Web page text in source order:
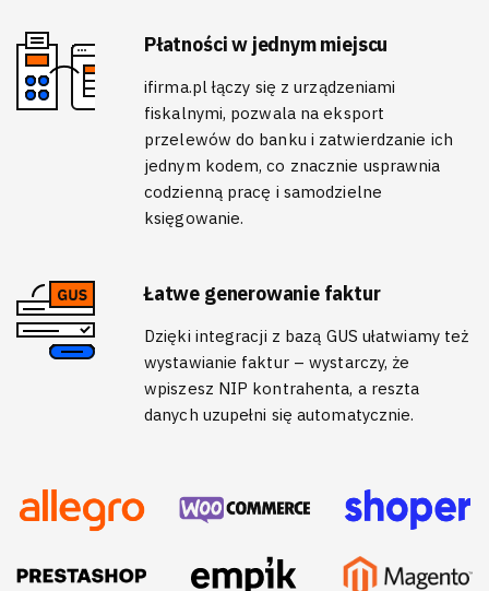
Płatności w jednym miejscu
ifirma.pl łączy się z urządzeniami
fiskalnymi, pozwala na eksport
przelewów do banku i zatwierdzanie ich
jednym kodem, co znacznie usprawnia
codzienną pracę i samodzielne
księgowanie.
Łatwe generowanie faktur
Dzięki integracji z bazą GUS ułatwiamy też
wystawianie faktur – wystarczy, że
wpiszesz NIP kontrahenta, a reszta
danych uzupełni się automatycznie.